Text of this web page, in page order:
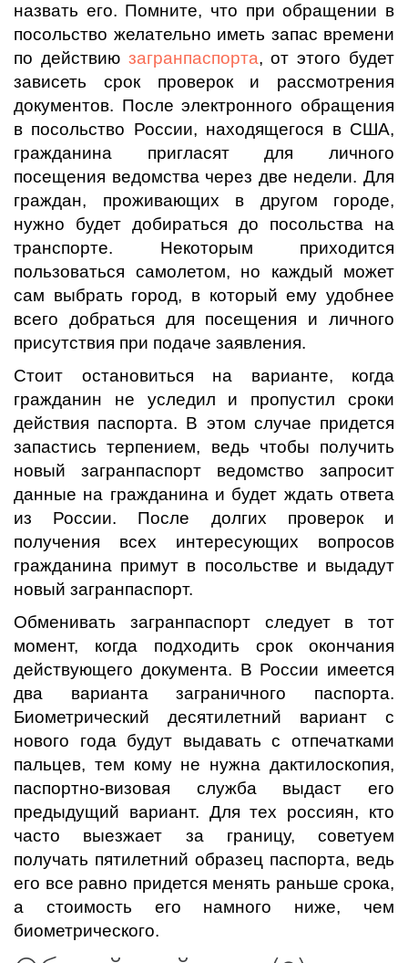
назвать его. Помните, что при обращении в
посольство желательно иметь запас времени
по действию загранпаспорта, от этого будет
зависеть срок проверок и рассмотрения
документов. После электронного обращения
в посольство России, находящегося в США,
гражданина пригласят для личного
посещения ведомства через две недели. Для
граждан, проживающих в другом городе,
нужно будет добираться до посольства на
транспорте. Некоторым приходится
пользоваться самолетом, но каждый может
сам выбрать город, в который ему удобнее
всего добраться для посещения и личного
присутствия при подаче заявления.
Стоит остановиться на варианте, когда
гражданин не уследил и пропустил сроки
действия паспорта. В этом случае придется
запастись терпением, ведь чтобы получить
новый загранпаспорт ведомство запросит
данные на гражданина и будет ждать ответа
из России. После долгих проверок и
получения всех интересующих вопросов
гражданина примут в посольстве и выдадут
новый загранпаспорт.
Обменивать загранпаспорт следует в тот
момент, когда подходить срок окончания
действующего документа. В России имеется
два варианта заграничного паспорта.
Биометрический десятилетний вариант с
нового года будут выдавать с отпечатками
пальцев, тем кому не нужна дактилоскопия,
паспортно-визовая служба выдаст его
предыдущий вариант. Для тех россиян, кто
часто выезжает за границу, советуем
получать пятилетний образец паспорта, ведь
его все равно придется менять раньше срока,
а стоимость его намного ниже, чем
биометрического.